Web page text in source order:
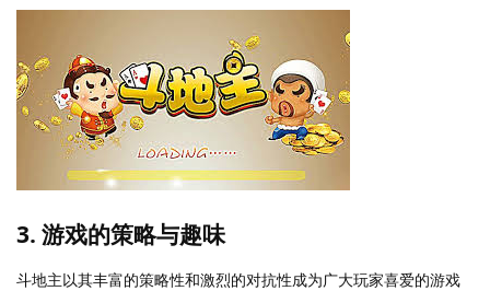
3. 游戏的策略与趣味
斗地主以其丰富的策略性和激烈的对抗性成为广大玩家喜爱的游戏